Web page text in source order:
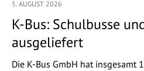
5. AUGUST 2026
K-Bus: Schulbusse
ausgeliefert
Die K-Bus GmbH hat insgesamt